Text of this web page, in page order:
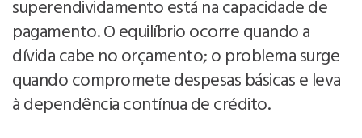
superendividamento está na capacidade de
pagamento. O equilíbrio ocorre quando a
dívida cabe no orçamento; o problema surge
quando compromete despesas básicas e leva
à dependência contínua de crédito.